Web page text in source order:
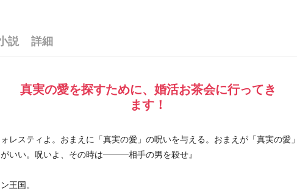
説
詳細
真実の愛を探すために、婚活お茶会に行ってき
ます！
ォレスティよ。おまえに「真実の愛」の呪いを与える。おまえが「真実の愛
いい。呪いよ、その時は———相手の男を殺せ』
王国。